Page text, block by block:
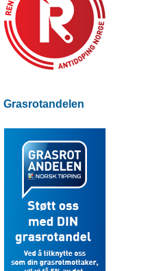
Grasrotandelen